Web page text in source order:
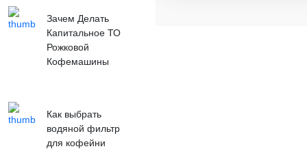
Зачем Делать
Капитальное ТО
Рожковой
Кофемашины
Как выбрать
водяной фильтр
для кофейни